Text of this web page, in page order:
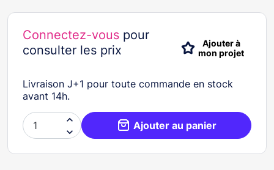
Connectez-vous pour
consulter les prix
Ajouter à
mon projet
Livraison J+1 pour toute commande en stock
avant 14h.

 Ajouter au panier